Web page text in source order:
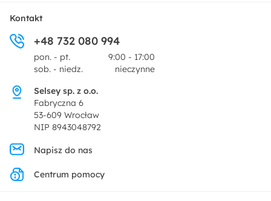
Dekoracje i akcesoria
Promocje
Zwroty
Pytania i odpowiedzi
O nas
Centrum prasowe
Regulamin
Polityka prywatności
Ustawienia prywatności
Kontakt
+48 732 080 994
pon. - pt.
9:00 - 17:00
sob. - niedz.
nieczynne
Selsey sp. z o.o.
Fabryczna 6
53-609 Wrocław
NIP 8943048792
Napisz do nas
Centrum pomocy